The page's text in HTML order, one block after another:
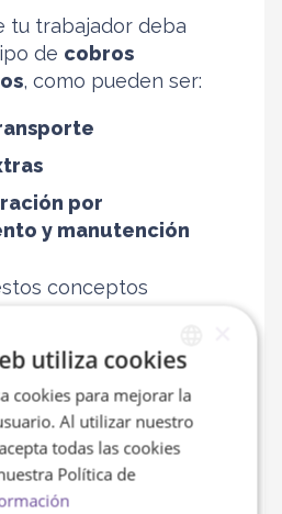
tu trabajador deba
de cobros
, como pueden ser:
por
y manutención
conceptos
salario mínimo.
a la
Social
SPANISH
ENGLISH
utiliza cookies
cookies para mejorar la
Al utilizar nuestro
todas las cookies
Política de